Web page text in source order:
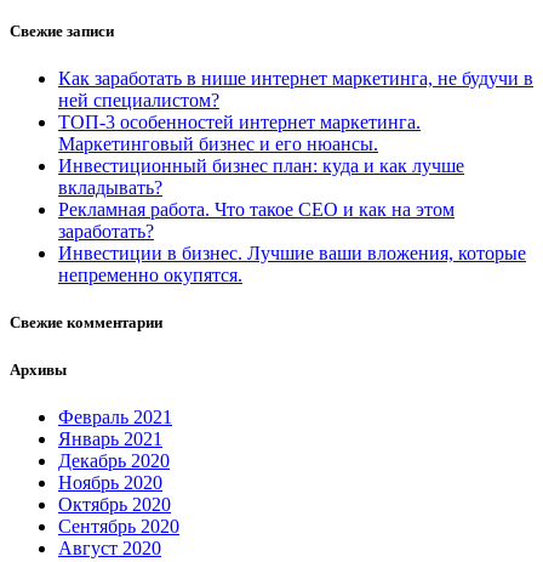
Свежие записи
Как заработать в нише интернет маркетинга, не будучи в
ней специалистом?
ТОП-3 особенностей интернет маркетинга.
Маркетинговый бизнес и его нюансы.
Инвестиционный бизнес план: куда и как лучше
вкладывать?
Рекламная работа. Что такое СЕО и как на этом
заработать?
Инвестиции в бизнес. Лучшие ваши вложения, которые
непременно окупятся.
Свежие комментарии
Архивы
Февраль 2021
Январь 2021
Декабрь 2020
Ноябрь 2020
Октябрь 2020
Сентябрь 2020
Август 2020